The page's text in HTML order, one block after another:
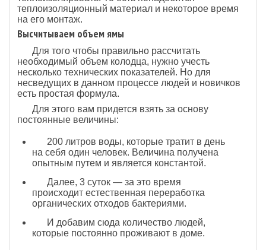
теплоизоляционный материал и некоторое время
на его монтаж.
Высчитываем объем ямы
Для того чтобы правильно рассчитать
необходимый объем колодца, нужно учесть
несколько технических показателей. Но для
несведущих в данном процессе людей и новичков
есть простая формула.
Для этого вам придется взять за основу
постоянные величины:
200 литров воды, которые тратит в день
на себя один человек. Величина получена
опытным путем и является константой.
Далее, 3 суток — за это время
происходит естественная переработка
органических отходов бактериями.
И добавим сюда количество людей,
которые постоянно проживают в доме.